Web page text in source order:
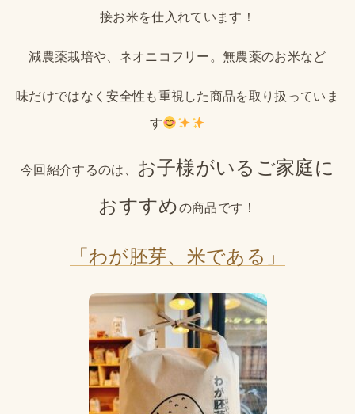
接お米を仕入れています！
減農薬栽培や、ネオニコフリー。無農薬のお米など
味だけではなく安全性も重視した商品を取り扱っていま
す
今回紹介するのは、
お子様がいるご家庭に
おすすめの商品です！
「わが胚芽、米である」